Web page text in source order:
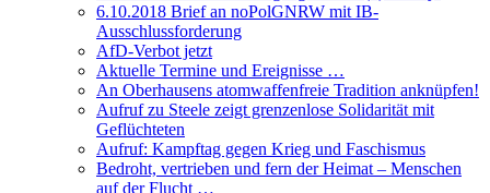
6.10.2018 Brief an noPolGNRW mit IB-
Ausschlussforderung
AfD-Verbot jetzt
Aktuelle Termine und Ereignisse …
An Oberhausens atomwaffenfreie Tradition anknüpfen!
Aufruf zu Steele zeigt grenzenlose Solidarität mit
Geflüchteten
Aufruf: Kampftag gegen Krieg und Faschismus
Bedroht, vertrieben und fern der Heimat – Menschen
auf der Flucht …